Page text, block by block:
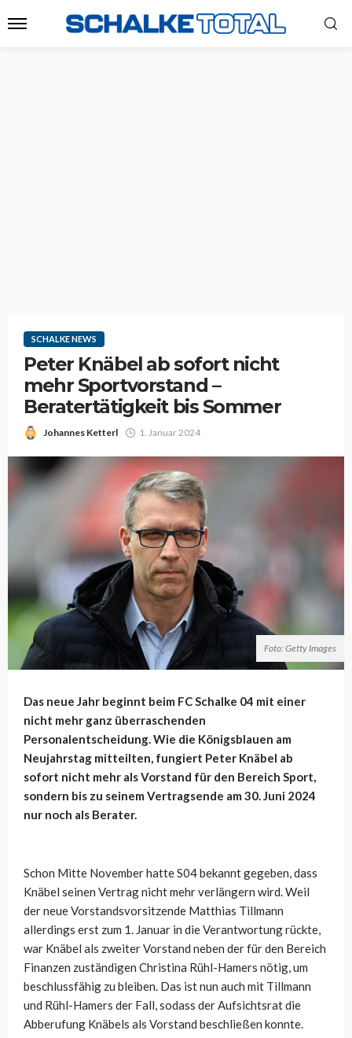
SCHALKE NEWS
Peter Knäbel ab sofort nicht
mehr Sportvorstand –
Beratertätigkeit bis Sommer
Johannes Ketterl 1. Januar 2024
Foto: Getty Images
Das neue Jahr beginnt beim FC Schalke 04 mit einer
nicht mehr ganz überraschenden
Personalentscheidung. Wie die Königsblauen am
Neujahrstag mitteilten, fungiert Peter Knäbel ab
sofort nicht mehr als Vorstand für den Bereich Sport,
sondern bis zu seinem Vertragsende am 30. Juni 2024
nur noch als Berater.
Schon Mitte November hatte S04 bekannt gegeben, dass
Knäbel seinen Vertrag nicht mehr verlängern wird. Weil
der neue Vorstandsvorsitzende Matthias Tillmann
allerdings erst zum 1. Januar in die Verantwortung rückte,
war Knäbel als zweiter Vorstand neben der für den Bereich
Finanzen zuständigen Christina Rühl-Hamers nötig, um
beschlussfähig zu bleiben. Das ist nun auch mit Tillmann
und Rühl-Hamers der Fall, sodass der Aufsichtsrat die
Abberufung Knäbels als Vorstand beschließen konnte.